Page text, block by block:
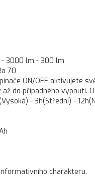
3000 lm - 300 lm
70
ON/OFF aktivujete
do případného vypnutí.
- 3h(Střední) -
charakteru.